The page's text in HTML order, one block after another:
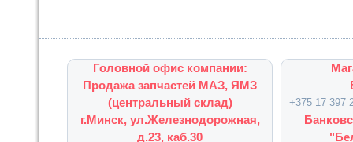
Головной офис компании:
Продажа запчастей МАЗ, ЯМЗ
(центральный склад)
г.Минск, ул.Железнодорожная,
д.23, каб.30
+375 17 397